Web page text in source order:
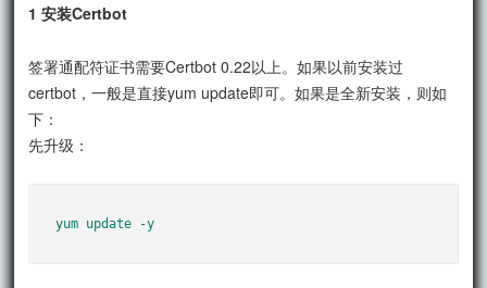
1 安装Certbot
签署通配符证书需要Certbot 0.22以上。如果以前安装过
certbot，一般是直接yum update即可。如果是全新安装，则如
下：
先升级：
yum update -y